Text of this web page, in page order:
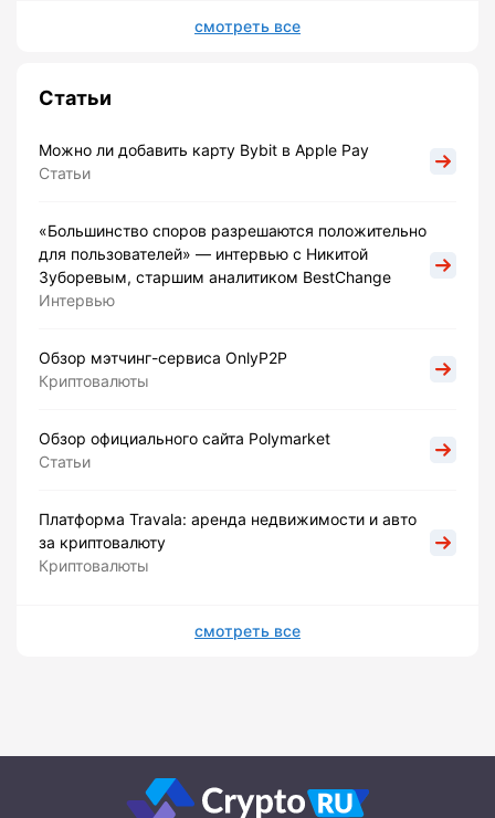
смотреть все
Статьи
Можно ли добавить карту Bybit в Apple Pay
Статьи
«Большинство споров разрешаются положительно
для пользователей» — интервью с Никитой
Зуборевым, старшим аналитиком BestChange
Интервью
Обзор мэтчинг-сервиса OnlyP2P
Криптовалюты
Обзор официального сайта Polymarket
Статьи
Платформа Travala: аренда недвижимости и авто
за криптовалюту
Криптовалюты
смотреть все